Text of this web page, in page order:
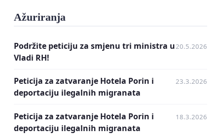
Ažuriranja
Podržite peticiju za smjenu tri ministra u
Vladi RH!
20.5.2026
Peticija za zatvaranje Hotela Porin i
deportaciju ilegalnih migranata
23.3.2026
Peticija za zatvaranje Hotela Porin i
deportaciju ilegalnih migranata
18.3.2026